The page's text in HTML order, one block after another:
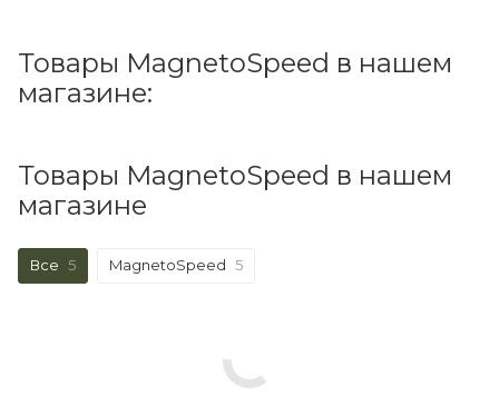
Товары MagnetoSpeed в нашем
магазине:
Товары MagnetoSpeed в нашем
магазине
Все 5 MagnetoSpeed 5